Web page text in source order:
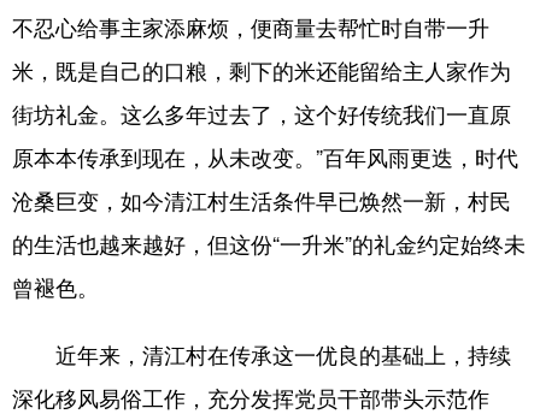
不忍心给事主家添麻烦，便商量去帮忙时自带一升
米，既是自己的口粮，剩下的米还能留给主人家作为
街坊礼金。这么多年过去了，这个好传统我们一直原
原本本传承到现在，从未改变。”百年风雨更迭，时代
沧桑巨变，如今清江村生活条件早已焕然一新，村民
的生活也越来越好，但这份“一升米”的礼金约定始终未
曾褪色。
近年来，清江村在传承这一优良的基础上，持续
深化移风易俗工作，充分发挥党员干部带头示范作